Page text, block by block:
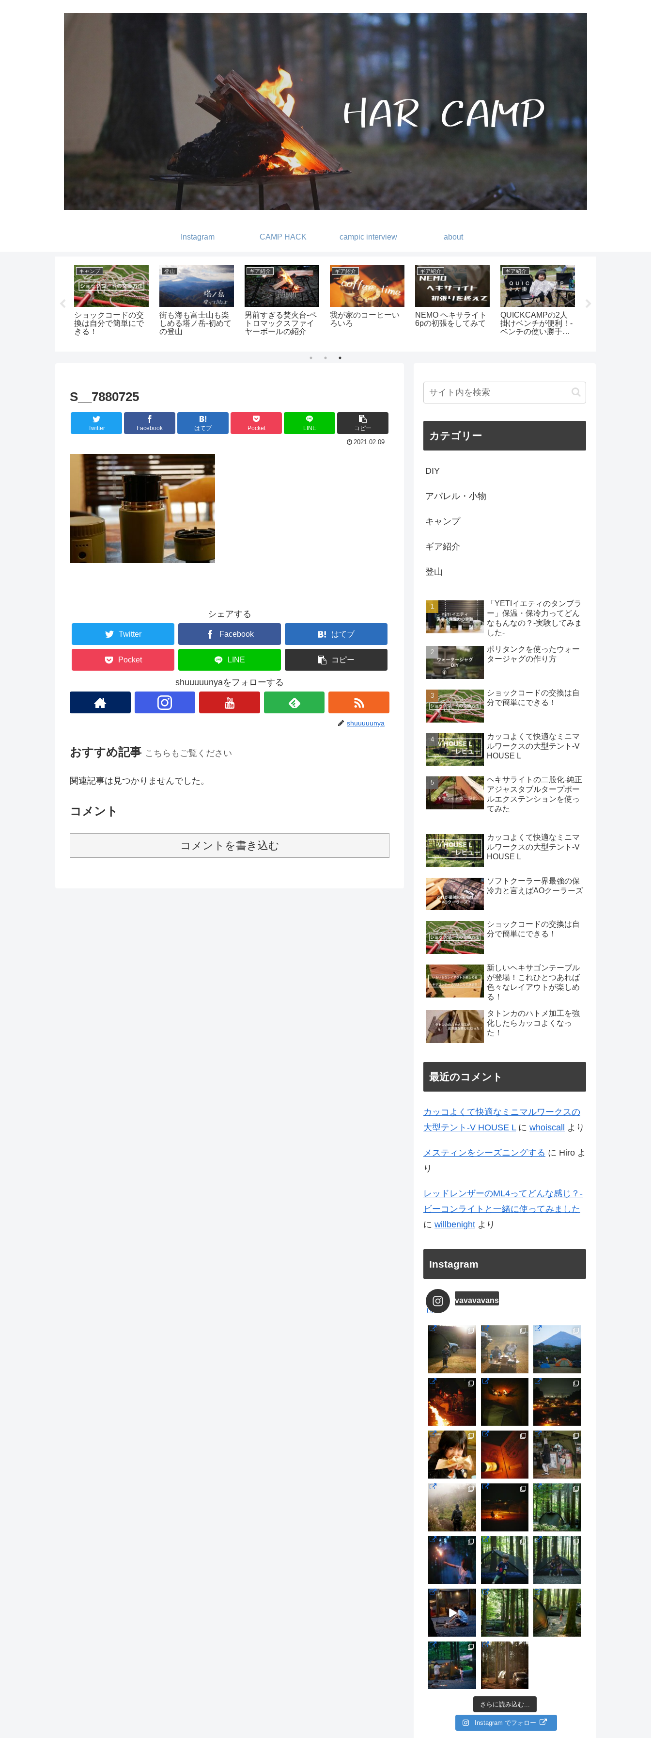
Instagram CAMP HACK campic interview about
ギア紹介
QUICKCAMPの2人
掛けベンチが便利！-
ベンチの使い勝手と
キャンプ
amanayuキャンプ場
でグループキャンプ
キャンプ
噂通りのオーシャン
ビュー -夕陽ヶ丘キャ
ンプ場-
ギア紹介
MSRのコンパクトケ
トル -ピカ 1L ティー
ギア紹介
GIMMICKの2WAYコ
ットがキャンプで大
オルテガ柄テーブル
を作ってみました
らかしキャンプ場
S__7880725
Twitter Facebook はてブ Pocket LINE コピー
2021.02.09
シェアする
Twitter Facebook はてブ
Pocket LINE コピー
shuuuuunyaをフォローする
shuuuuunya
おすすめ記事 こちらもご覧ください
関連記事は見つかりませんでした。
コメント
コメントを書き込む
カテゴリー
DIY
アパレル・小物
キャンプ
ギア紹介
登山
「YETIイエティのタンブラ
ー」保温・保冷力ってどん
なもんなの？-実験してみま
した-
ポリタンクを使ったウォー
タージャグの作り方
ショックコードの交換は自
分で簡単にできる！
カッコよくて快適なミニマ
ルワークスの大型テント-V
HOUSE L
ヘキサライトの二股化-純正
アジャスタブルタープポー
ルエクステンションを使っ
てみた
カッコよくて快適なミニマ
ルワークスの大型テント-V
HOUSE L
ソフトクーラー界最強の保
冷力と言えばAOクーラーズ
ショックコードの交換は自
分で簡単にできる！
新しいヘキサゴンテーブル
が登場！これひとつあれば
色々なレイアウトが楽しめ
る！
タトンカのハトメ加工を強
化したらカッコよくなっ
た！
最近のコメント
カッコよくて快適なミニマルワークスの
大型テント-V HOUSE Lに whoiscall より
メスティンをシーズニングする に Hiro よ
り
レッドレンザーのML4ってどんな感じ？-
ビーコンライトと一緒に使ってみました
に willbenight より
Instagram
vavavavans
さらに読み込む...
Instagram でフォロー